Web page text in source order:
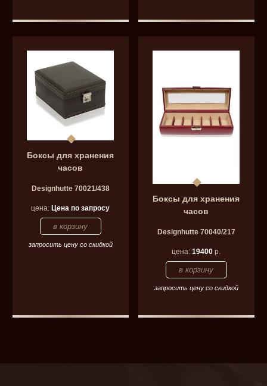
Боксы для хранения
часов
Designhutte 70021/438
цена:Цена по запросу
запросить цену со скидкой
Боксы для хранения
часов
Designhutte 70040/217
цена:19400 р.
запросить цену со скидкой